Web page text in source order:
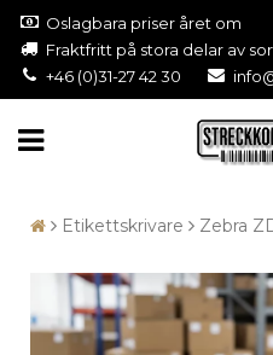
Oslagbara priser året om
Fraktfritt på stora delar av
+46 (0)31-27 42 30
Etikettskrivare Zebra